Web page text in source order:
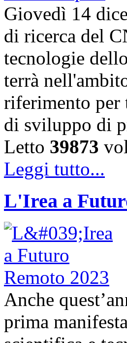
Giovedì 14
di ricerca del
tecnologie
terrà
riferimento per
di sviluppo di
Letto 39873
Leggi tutto...
L'Irea a
Anche
prima